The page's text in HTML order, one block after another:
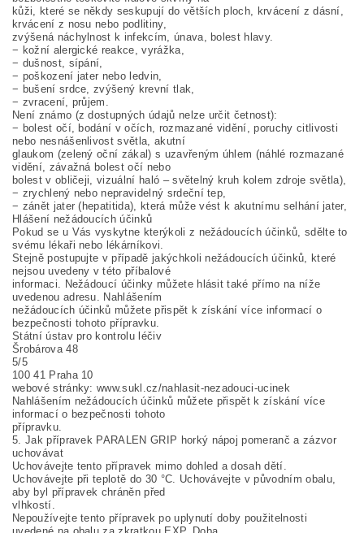
kůži, které se někdy seskupují do větších ploch, krvácení z dásní,
krvácení z nosu nebo podlitiny,
zvýšená náchylnost k infekcím, únava, bolest hlavy.
− kožní alergické reakce, vyrážka,
− dušnost, sípání,
− poškození jater nebo ledvin,
− bušení srdce, zvýšený krevní tlak,
− zvracení, průjem.
Není známo (z dostupných údajů nelze určit četnost):
− bolest očí, bodání v očích, rozmazané vidění, poruchy citlivosti
nebo nesnášenlivost světla, akutní
glaukom (zelený oční zákal) s uzavřeným úhlem (náhlé rozmazané
vidění, závažná bolest očí nebo
bolest v obličeji, vizuální haló – světelný kruh kolem zdroje světla),
− zrychlený nebo nepravidelný srdeční tep,
− zánět jater (hepatitida), která může vést k akutnímu selhání jater,
Hlášení nežádoucích účinků
Pokud se u Vás vyskytne kterýkoli z nežádoucích účinků, sdělte to
svému lékaři nebo lékárníkovi.
Stejně postupujte v případě jakýchkoli nežádoucích účinků, které
nejsou uvedeny v této příbalové
informaci. Nežádoucí účinky můžete hlásit také přímo na níže
uvedenou adresu. Nahlášením
nežádoucích účinků můžete přispět k získání více informací o
bezpečnosti tohoto přípravku.
Státní ústav pro kontrolu léčiv
Šrobárova 48
5/5
100 41 Praha 10
webové stránky: www.sukl.cz/nahlasit-nezadouci-ucinek
Nahlášením nežádoucích účinků můžete přispět k získání více
informací o bezpečnosti tohoto
přípravku.
5. Jak přípravek PARALEN GRIP horký nápoj pomeranč a zázvor
uchovávat
Uchovávejte tento přípravek mimo dohled a dosah dětí.
Uchovávejte při teplotě do 30 °C. Uchovávejte v původním obalu,
aby byl přípravek chráněn před
vlhkostí.
Nepoužívejte tento přípravek po uplynutí doby použitelnosti